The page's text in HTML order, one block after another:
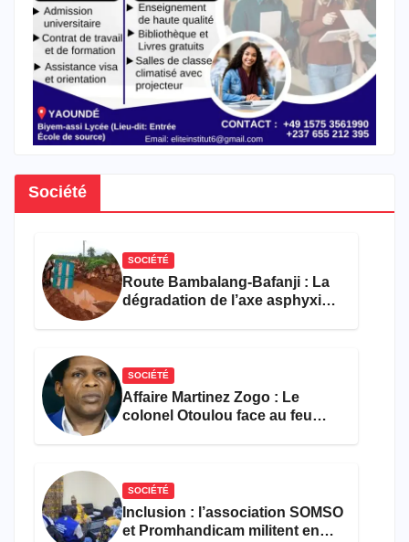
Société
SOCIÉTÉ
Route Bambalang-Bafanji : La
dégradation de l’axe asphyxie
SOCIÉTÉ
Affaire Martinez Zogo : Le
colonel Otoulou face au feu
SOCIÉTÉ
Inclusion : l’association SOMSO
et Promhandicam militent en